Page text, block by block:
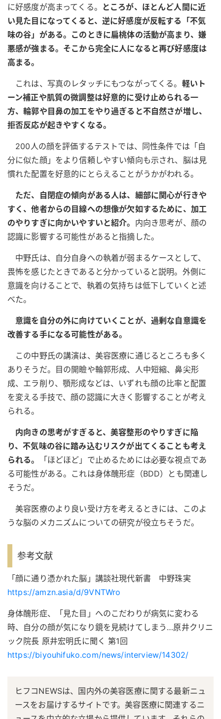
に好感度が高まってくる。
ところが、ほとんど人間に近
い見た目になってくると、逆に好感度が反転する「不気
味の谷」がある。このときに扁桃体の活動が高まり、嫌
悪感が強まる。そこから完全に人になると再び好感度は
高まる。
これは、写真のレタッチにもつながってくる。 軽いト
ーン補正や肌質の微調整は好意的に受け止められる一
方、輪郭や目鼻の加工をやり過ぎると不自然さが増し、
拒否反応が起きやすくなる。
200人の顔を評価するテストでは、同性条件では「自
分に似た顔」をより信頼しやすい傾向も示され、脳は見
慣れた配置を好意的にとらえることがうかがわれる。
ただ、自閉症の傾向がある人は、細部に関心が行きや
すく、他者からの目線への想像が欠如するために、加工
のやりすぎに向かいやすいと紹介。 内向き思考が、顔の
認識に影響する可能性があると指摘した。
中野氏は、自分自身への執着が弱まるケースとして、
畏怖を感じたときであると分かっていると説明。外側に
意識を向けることで、執着の気持ちは低下していくと述
べた。
意識を自分の外に向けていくことが、過剰な自意識を
改善する手になる可能性がある。
この中野氏の講演は、美容医療に通じるところも多く
ありそうだ。目の開瞼や輪郭形成、人中短縮、鼻尖形
成、エラ削り、顎形成などは、いずれも顔の比率と配置
を変える手技で、顔の認識に大きく影響することが考え
られる。
内向きの思考がすぎると、美容整形のやりすぎに陥
り、不気味の谷に踏み込むリスクが出てくることも考え
られる。
「ほどほど」で止めるためには必要な視点であ
る可能性がある。これは身体醜形症（BDD）とも関連し
そうだ。
美容医療のより良い受け方を考えるときには、このよ
うな脳のメカニズムについての研究が役立ちそうだ。
参考文献
「顔に通り憑かれた脳」講談社現代新書 中野珠実
https://amzn.asia/d/9VNTWro
身体醜形症、「見た目」へのこだわりが病気に変わる
時、自分の顔が気になり鏡を見続けてしまう…原井クリニ
ック院長 原井宏明氏に聞く 第1回
https://biyouhifuko.com/news/interview/14302/
ヒフコNEWSは、国内外の美容医療に関する最新ニュ
ースをお届けするサイトです。美容医療に関連するニ